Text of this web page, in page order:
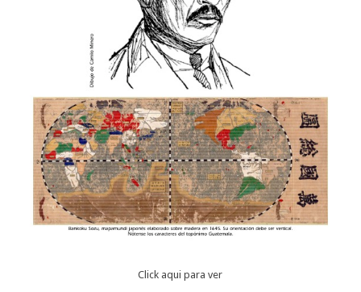
Click aqui para ver